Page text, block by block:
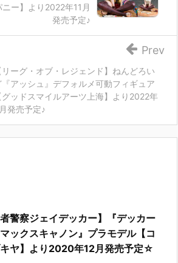
ニー】より2022年11月
発売予定♪
リーグ・オブ・レジェンド】ねんどろい
『アッシュ』デフォルメ可動フィギュア
グッドスマイルアーツ上海】より2022年
発売予定♪
Prev
者警察ジェイデッカー】『デッカー
マックスキャノン』プラモデル【コ
キヤ】より2020年12月発売予定☆